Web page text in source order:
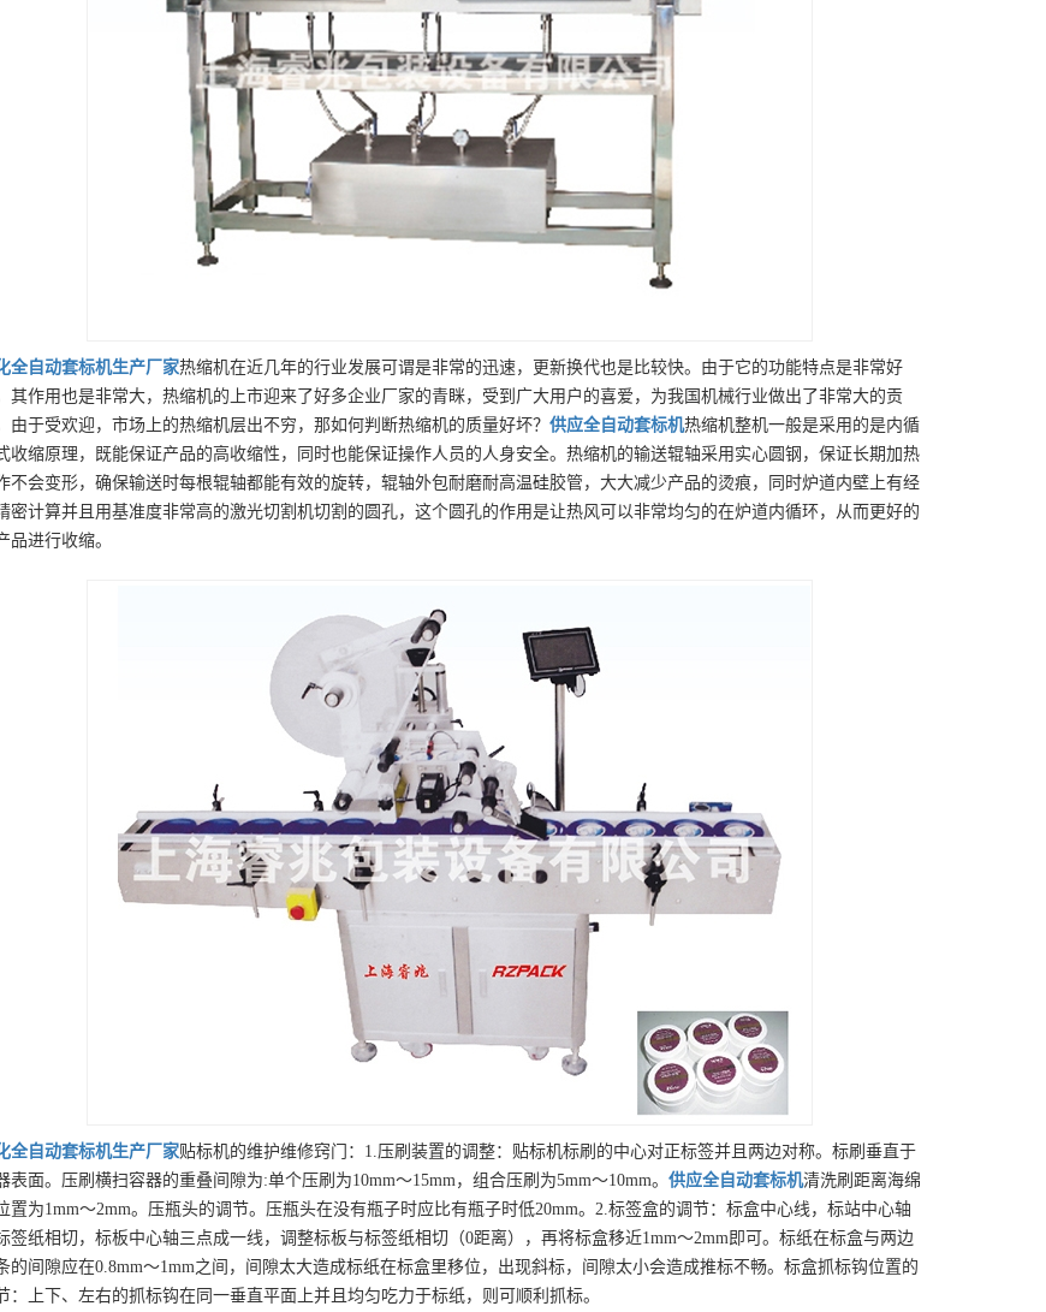
全自动套标机生产厂家热缩机在近几年的行业发展可谓是非常的迅速，更新换代也是比较快。由于它的功能特点是非常好
其作用也是非常大，热缩机的上市迎来了好多企业厂家的青眯，受到广大用户的喜爱，为我国机械行业做出了非常大的贡
由于受欢迎，市场上的热缩机层出不穷，那如何判断热缩机的质量好坏？ 供应全自动套标机热缩机整机一般是采用的是内循
收缩原理，既能保证产品的高收缩性，同时也能保证操作人员的人身安全。热缩机的输送辊轴采用实心圆钢，保证长期加热
不会变形，确保输送时每根辊轴都能有效的旋转，辊轴外包耐磨耐高温硅胶管，大大减少产品的烫痕，同时炉道内壁上有经
密计算并且用基准度非常高的激光切割机切割的圆孔，这个圆孔的作用是让热风可以非常均匀的在炉道内循环，从而更好的
品进行收缩。
全自动套标机生产厂家贴标机的维护维修窍门：1.压刷装置的调整：贴标机标刷的中心对正标签并且两边对称。标刷垂直于
表面。压刷横扫容器的重叠间隙为:单个压刷为10mm～15mm，组合压刷为5mm～10mm。 供应全自动套标机清洗刷距离海绵
置为1mm～2mm。压瓶头的调节。压瓶头在没有瓶子时应比有瓶子时低20mm。2.标签盒的调节：标盒中心线，标站中心轴
签纸相切，标板中心轴三点成一线，调整标板与标签纸相切（0距离），再将标盒移近1mm～2mm即可。标纸在标盒与两边
的间隙应在0.8mm～1mm之间，间隙太大造成标纸在标盒里移位，出现斜标，间隙太小会造成推标不畅。标盒抓标钩位置的
：上下、左右的抓标钩在同一垂直平面上并且均匀吃力于标纸，则可顺利抓标。